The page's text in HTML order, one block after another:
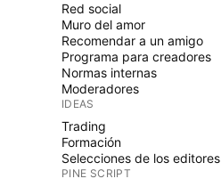
Red social
Muro del amor
Recomendar a un amigo
Programa para creadores
Normas internas
Moderadores
IDEAS
Trading
Formación
Selecciones de los editores
PINE SCRIPT